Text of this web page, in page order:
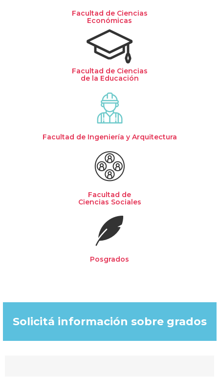
Facultad de Ciencias
Económicas
Facultad de Ciencias
de la Educación
Facultad de Ingeniería y Arquitectura
Facultad de
Ciencias Sociales
Posgrados
Solicitá información sobre grados​